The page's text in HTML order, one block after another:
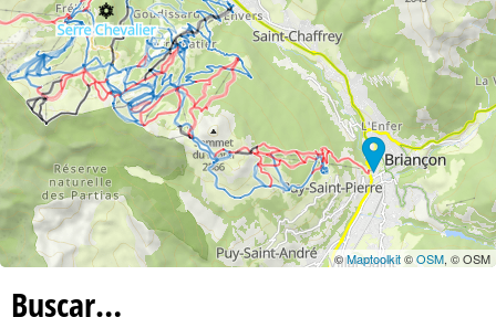
©Maptoolkit©OSM, © OSM
Buscar…